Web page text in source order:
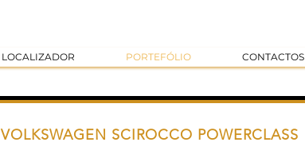
LOCALIZADOR PORTEFÓLIO CONTACTOS
VOLKSWAGEN SCIROCCO POWERCLASS